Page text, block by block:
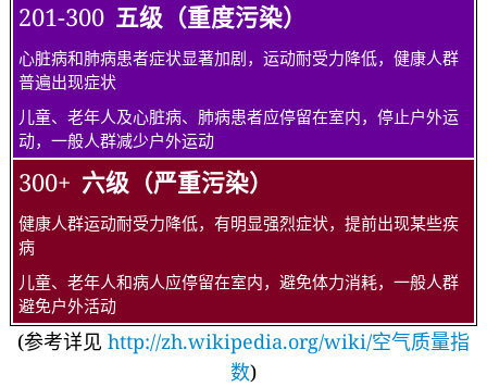
201-300 五级（重度污染）
心脏病和肺病患者症状显著加剧，运动耐受力降低，健康人群
普遍出现症状
儿童、老年人及心脏病、肺病患者应停留在室内，停止户外运
动，一般人群减少户外运动
300+ 六级（严重污染）
健康人群运动耐受力降低，有明显强烈症状，提前出现某些疾
病
儿童、老年人和病人应停留在室内，避免体力消耗，一般人群
避免户外活动
(参考详见 http://zh.wikipedia.org/wiki/空气质量指
数)